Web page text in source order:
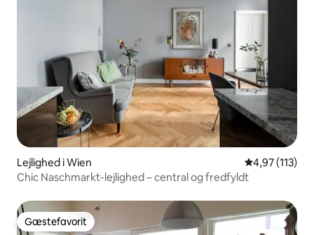
Lejlighed i Wien 4,97 ud af 5 i
4,97 (113)
Chic Naschmarkt-lejlighed – central og fredfyldt
Gæstefavorit
Gæstefavorit